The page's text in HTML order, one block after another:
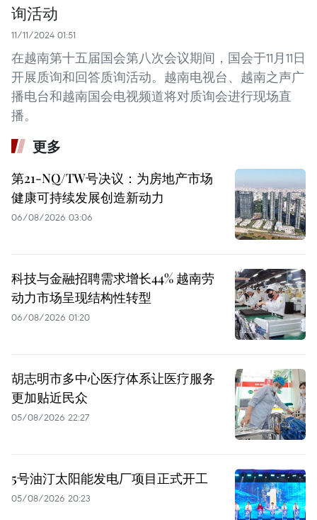
询活动
11/11/2024 01:51
在越南第十五届国会第八次会议期间，国会于11月11日
开展质询和回答质询活动。越南电视台、越南之声广
播电台和越南国会电视频道将对质询会进行现场直
播。
更多
第21-NQ/TW号决议：为房地产市场
健康可持续发展创造新动力
06/08/2026 03:06
科技与金融招聘需求增长44% 越南劳
动力市场呈现结构性转型
06/08/2026 01:20
胡志明市多中心医疗体系让医疗服务
更加贴近民众
05/08/2026 22:27
5号油汀太阳能发电厂项目正式开工
05/08/2026 20:23